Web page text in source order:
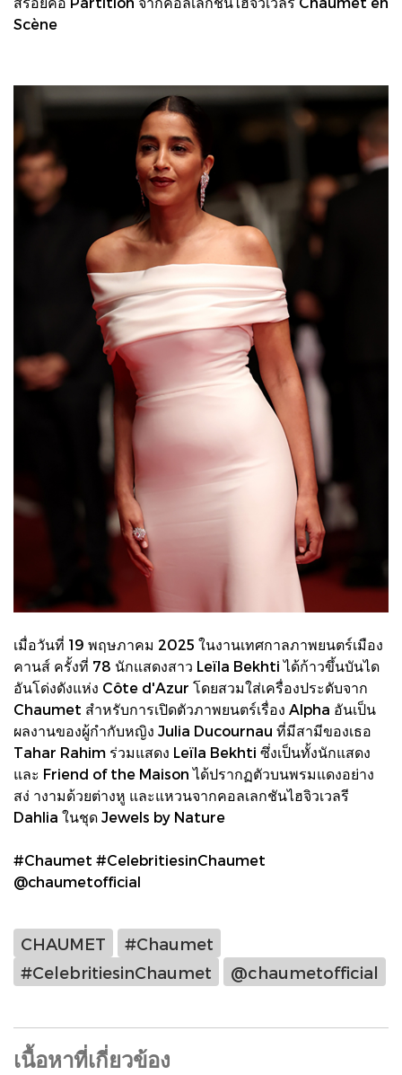
Scène
เมื่อวันที่ 19 พฤษภาคม 2025 ในงานเทศกาลภาพยนตร์เมือง
คานส์ ครั้งที่ 78 นักแสดงสาว Leïla Bekhti ได้ก้าวขึ้นบันได
อันโด่งดังแห่ง Côte d'Azur โดยสวมใส่เครื่องประดับจาก
Chaumet สำหรับการเปิดตัวภาพยนตร์เรื่อง Alpha อันเป็น
ผลงานของผู้กำกับหญิง Julia Ducournau ที่มีสามีของเธอ
Tahar Rahim ร่วมแสดง Leïla Bekhti ซึ่งเป็นทั้งนักแสดง
และ Friend of the Maison ได้ปรากฏตัวบนพรมแดงอย่าง
สง่ างามด้วยต่างหู และแหวนจากคอลเลกชันไฮจิวเวลรี
Dahlia ในชุด Jewels by Nature
#Chaumet #CelebritiesinChaumet
@chaumetofficial
CHAUMET
#Chaumet
#CelebritiesinChaumet
@chaumetofficial
เนื้อหาที่เกี่ยวข้อง